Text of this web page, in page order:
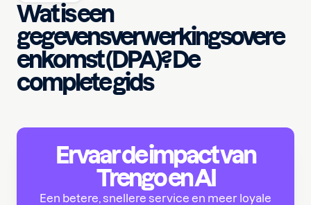
Wat is een
gegevensverwerkingsovere
enkomst (DPA)? De
complete gids
Ervaar de impact van
Trengo en AI
Een betere, snellere service en meer loyale